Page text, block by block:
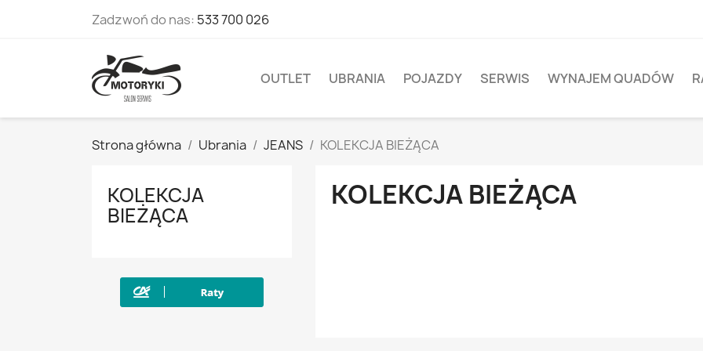
Zadzwoń do nas: 533 700 026
OUTLET UBRANIA POJAZDY SERWIS WYNAJEM QUADÓW
Strona główna Ubrania JEANS KOLEKCJA BIEŻĄCA
KOLEKCJA
BIEŻĄCA
KOLEKCJA BIEŻĄCA